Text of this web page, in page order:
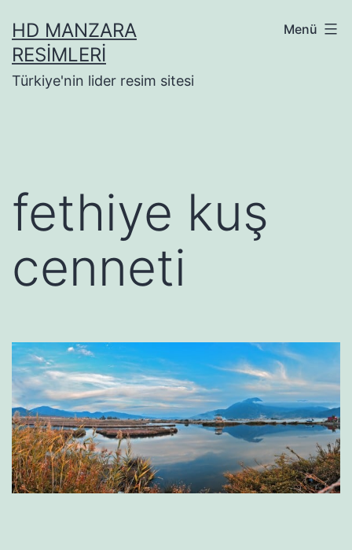
geçHD MANZARA
RESIMLERI
Türkiye'nin lider resim sitesi
Menü
fethiye kuş
cenneti